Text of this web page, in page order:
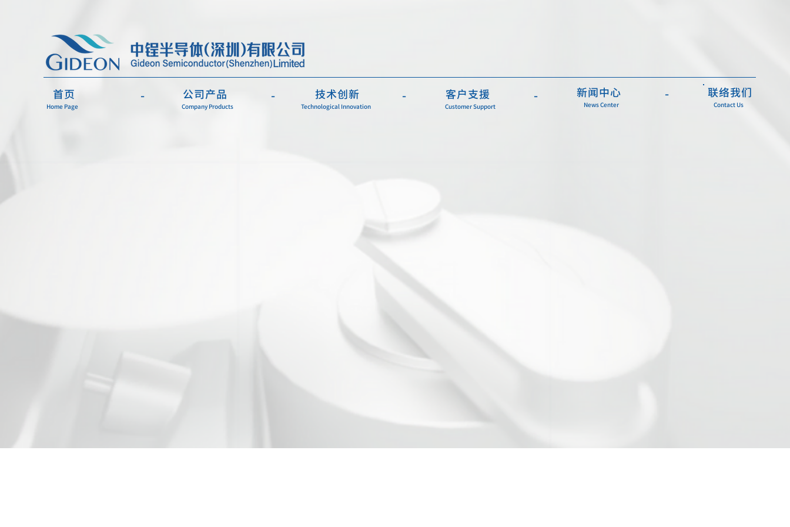
​首页
Home Page
- 公司产品
Company Products
- 技术创新
Technological Innovation
- 客户支援
Customer Support
- 新闻中心
News Center
- 联络我们
Contact Us